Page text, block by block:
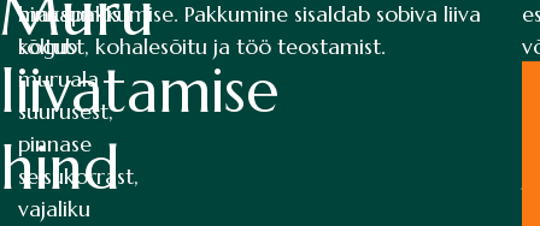
liivatamise
hind
maksumus
sõltub
muruala
suurusest,
pinnase
seisukorrast,
vajaliku
hinnapakkumise. Pakkumine sisaldab sobiva liiva
kogust, kohalesõitu ja töö teostamist.